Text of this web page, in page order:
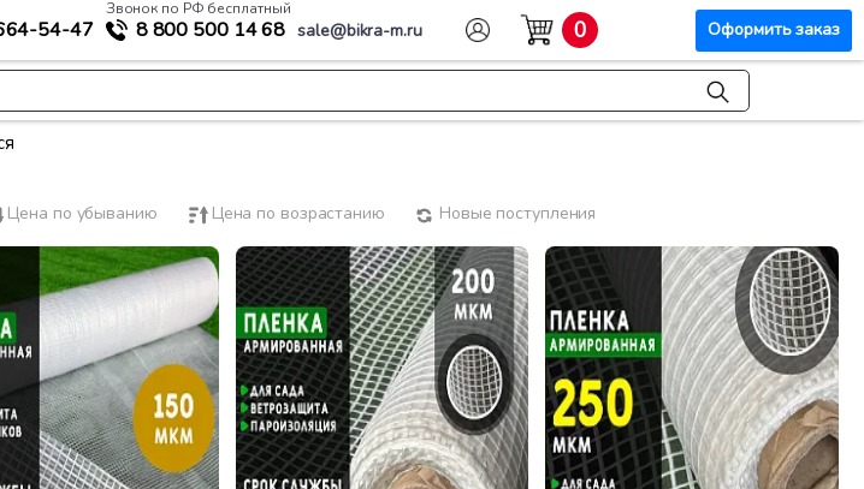
54-47
Звонок по РФ бесплатный
8 800 500 14 68 sale@bikra-m.ru 0 Оформить заказ
Цена по убыванию Цена по возрастанию Новые поступления